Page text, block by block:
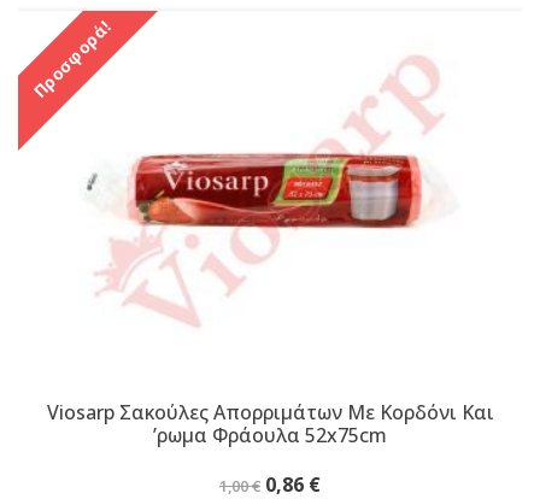
Προσφορά!
Viosarp Σακούλες Απορριμάτων Με Κορδόνι Και
ʼρωμα Φράουλα 52x75cm
1,00€ Original
0,86 €Η